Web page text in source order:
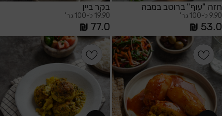
חזה "עוף" ברוטב במבה
9.90 ל-100 גר'
53.0
בקר ביין
19.90 ל-100 גר'
77.0
הוספה לסל הוספה לסל